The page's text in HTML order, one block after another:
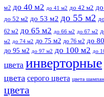
м2 до 40 м2 до 41 м2 до 42 м2
до 52 м2 до 53 м2 до 55 м2
62 м2 до 65 м2 до 66 м2 до 67 м2
м2 до 74 м2 до 75 м2 до 76 м2 до
до 95 м2 до 97 м2 до 100 м2 до
цвета инверторные
цвета серого цвета цвета
цвета